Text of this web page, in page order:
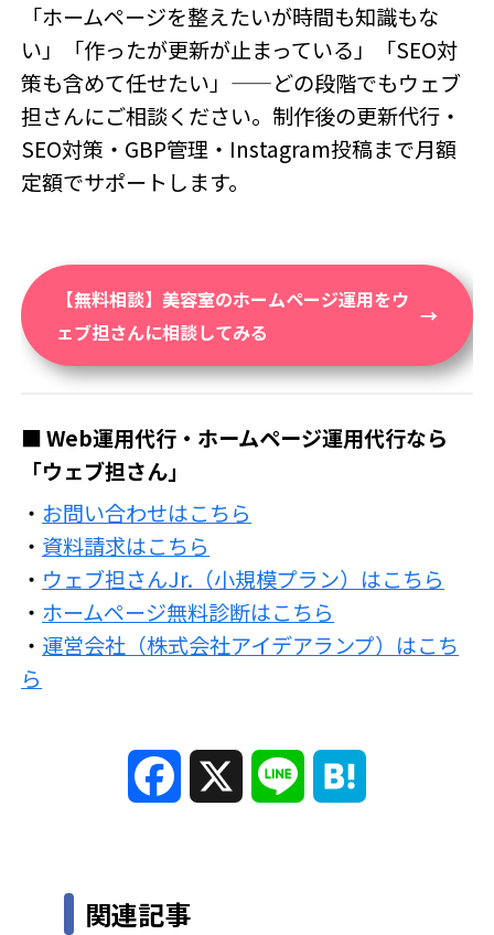
「ホームページを整えたいが時間も知識もな
い」「作ったが更新が止まっている」「SEO対
策も含めて任せたい」——どの段階でもウェブ
担さんにご相談ください。制作後の更新代行・
SEO対策・GBP管理・Instagram投稿まで月額
定額でサポートします。
【無料相談】美容室のホームページ運用をウ
ェブ担さんに相談してみる
■ Web運用代行・ホームページ運用代行なら
「ウェブ担さん」
・ お問い合わせはこちら
・ 資料請求はこちら
・ ウェブ担さんJr.（小規模プラン）はこちら
・ ホームページ無料診断はこちら
・ 運営会社（株式会社アイデアランプ）はこち
ら
関連記事